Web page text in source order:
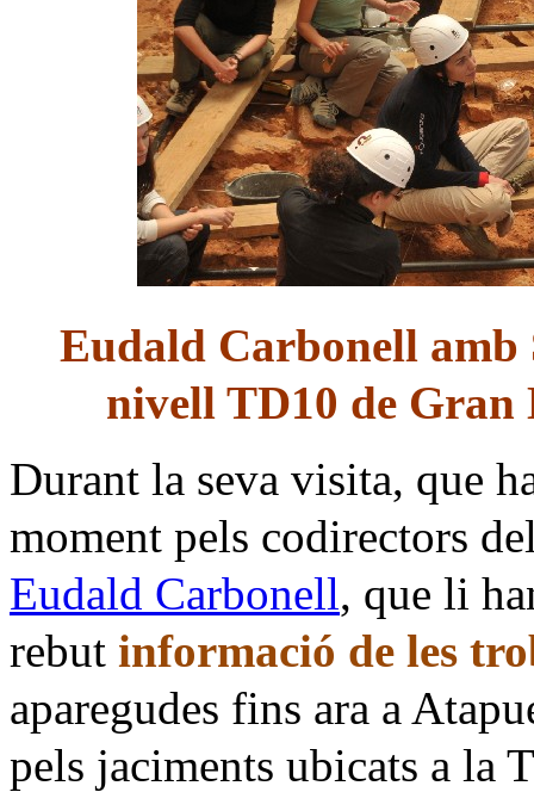
Eudald Carbonell amb
nivell TD10 de
Durant la seva visita, que
moment pels codirectors
Eudald Carbonell, que li
rebut informació de les
aparegudes fins ara a
pels jaciments ubicats a la